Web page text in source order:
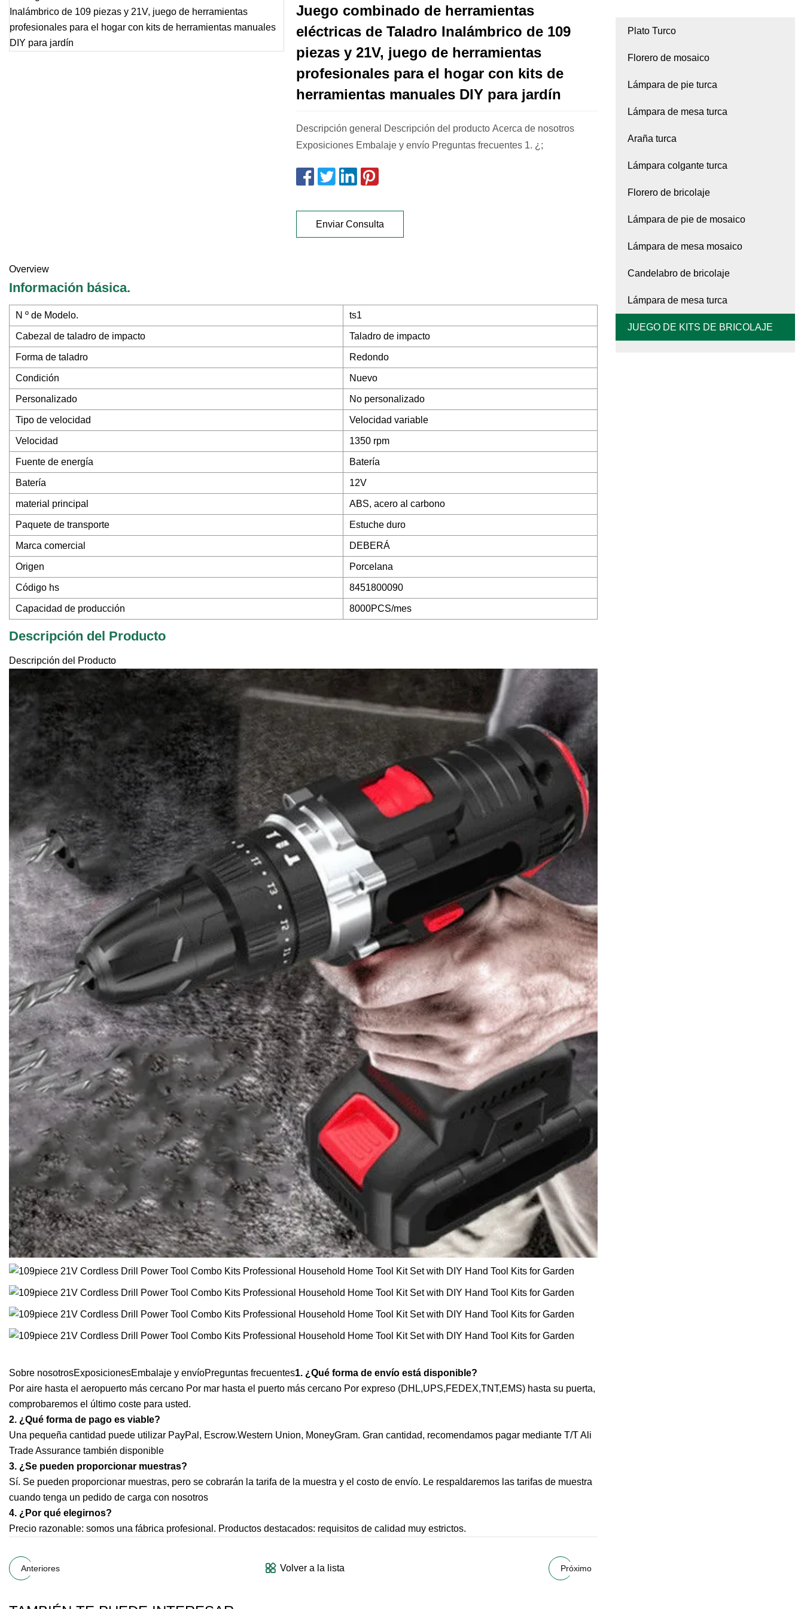
Juego combinado de herramientas
eléctricas de Taladro Inalámbrico de 109
piezas y 21V, juego de herramientas
profesionales para el hogar con kits de
herramientas manuales DIY para jardín
Descripción general Descripción del producto Acerca de nosotros
Exposiciones Embalaje y envío Preguntas frecuentes 1. ¿;
Enviar Consulta
Overview
Información básica.
N º de Modelo. ts1
Cabezal de taladro de impacto Taladro de impacto
Forma de taladro Redondo
Condición Nuevo
Personalizado No personalizado
Tipo de velocidad Velocidad variable
Velocidad 1350 rpm
Fuente de energía Batería
Batería 12V
material principal ABS, acero al carbono
Paquete de transporte Estuche duro
Marca comercial DEBERÁ
Origen Porcelana
Código hs 8451800090
Capacidad de producción 8000PCS/mes
Descripción del Producto
Descripción del Producto
Sobre nosotrosExposicionesEmbalaje y envíoPreguntas frecuentes1. ¿Qué forma de envío está disponible?
Por aire hasta el aeropuerto más cercano Por mar hasta el puerto más cercano Por expreso (DHL,UPS,FEDEX,TNT,EMS) hasta su puerta,
comprobaremos el último coste para usted.
2. ¿Qué forma de pago es viable?
Una pequeña cantidad puede utilizar PayPal, Escrow.Western Union, MoneyGram. Gran cantidad, recomendamos pagar mediante T/T Ali
Trade Assurance también disponible
3. ¿Se pueden proporcionar muestras?
Sí. Se pueden proporcionar muestras, pero se cobrarán la tarifa de la muestra y el costo de envío. Le respaldaremos las tarifas de muestra
cuando tenga un pedido de carga con nosotros
4. ¿Por qué elegirnos?
Precio razonable: somos una fábrica profesional. Productos destacados: requisitos de calidad muy estrictos.
Anteriores Volver a la lista Próximo
Plato Turco
Florero de mosaico
Lámpara de pie turca
Lámpara de mesa turca
Araña turca
Lámpara colgante turca
Florero de bricolaje
Lámpara de pie de mosaico
Lámpara de mesa mosaico
Candelabro de bricolaje
Lámpara de mesa turca
JUEGO DE KITS DE BRICOLAJE